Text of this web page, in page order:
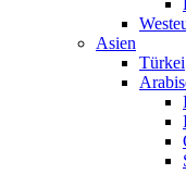
Asien
Türkei